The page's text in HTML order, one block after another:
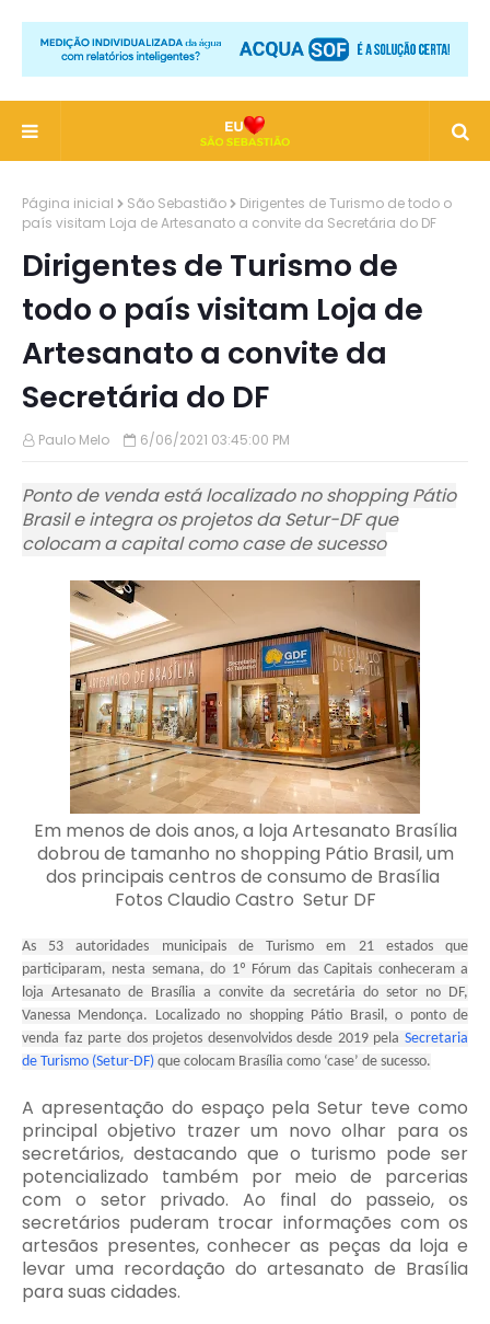
Página inicial São Sebastião
Dirigentes de Turismo de todo o
país visitam Loja de Artesanato a convite da Secretária do DF
Dirigentes de Turismo de
todo o país visitam Loja de
Artesanato a convite da
Secretária do DF
Paulo Melo 6/06/2021 03:45:00 PM
Ponto de venda está localizado no shopping Pátio
Brasil e integra os projetos da Setur-DF que
colocam a capital como case de sucesso
Em menos de dois anos, a loja Artesanato Brasília
dobrou de tamanho no shopping Pátio Brasil, um
dos principais centros de consumo de Brasília
Fotos Claudio Castro Setur DF
As 53 autoridades municipais de Turismo em 21 estados que
participaram, nesta semana, do 1º Fórum das Capitais conheceram a
loja Artesanato de Brasília a convite da secretária do setor no DF,
Vanessa Mendonça. Localizado no shopping Pátio Brasil, o ponto de
venda faz parte dos projetos desenvolvidos desde 2019 pela Secretaria
de Turismo (Setur-DF) que colocam Brasília como ‘case’ de sucesso.
A apresentação do espaço pela Setur teve como
principal objetivo trazer um novo olhar para os
secretários, destacando que o turismo pode ser
potencializado também por meio de parcerias
com o setor privado. Ao final do passeio, os
secretários puderam trocar informações com os
artesãos presentes, conhecer as peças da loja e
levar uma recordação do artesanato de Brasília
para suas cidades.